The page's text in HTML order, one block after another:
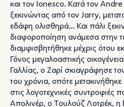
και τον Ionesco. Κατά τον
ξεκινώντας από τον Jarry,
εδάφη ολισθηρά... Και πάλι
διαφοροποίηση ανάμεσα στην
διαμφισβητήθηκε μέχρις ότου
Γόνος μεγαλοαστικής
Γαλλίας, ο Ζαρί σκιαγράφησε
του χρόνια, οπότε
στις λογοτεχνικές συντροφιές
Απολινέρ, ο Τουλούζ Λοτρέκ, η